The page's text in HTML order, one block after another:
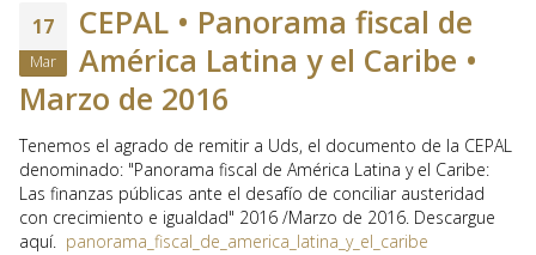
17
Mar
CEPAL • Panorama fiscal de
América Latina y el Caribe •
Marzo de 2016
Tenemos el agrado de remitir a Uds, el documento de la CEPAL
denominado: "Panorama fiscal de América Latina y el Caribe:
Las finanzas públicas ante el desafío de conciliar austeridad
con crecimiento e igualdad" 2016 /Marzo de 2016. Descargue
aquí. panorama_fiscal_de_america_latina_y_el_caribe